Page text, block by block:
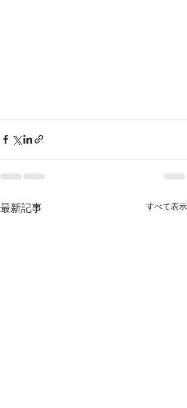
最新記事 すべて表示